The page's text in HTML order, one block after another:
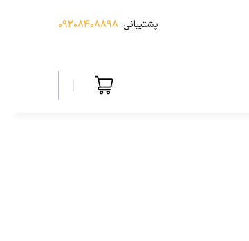
پشتیبانی:۰۹۲۰۸۴۰۸۸۹۸